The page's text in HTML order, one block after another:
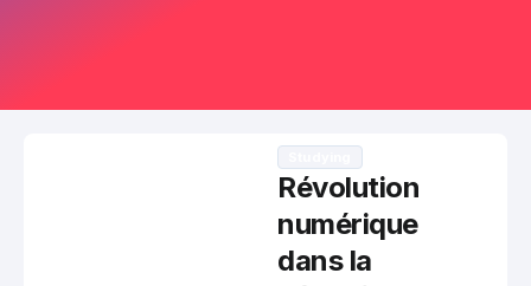
Révolution
numérique
dans la